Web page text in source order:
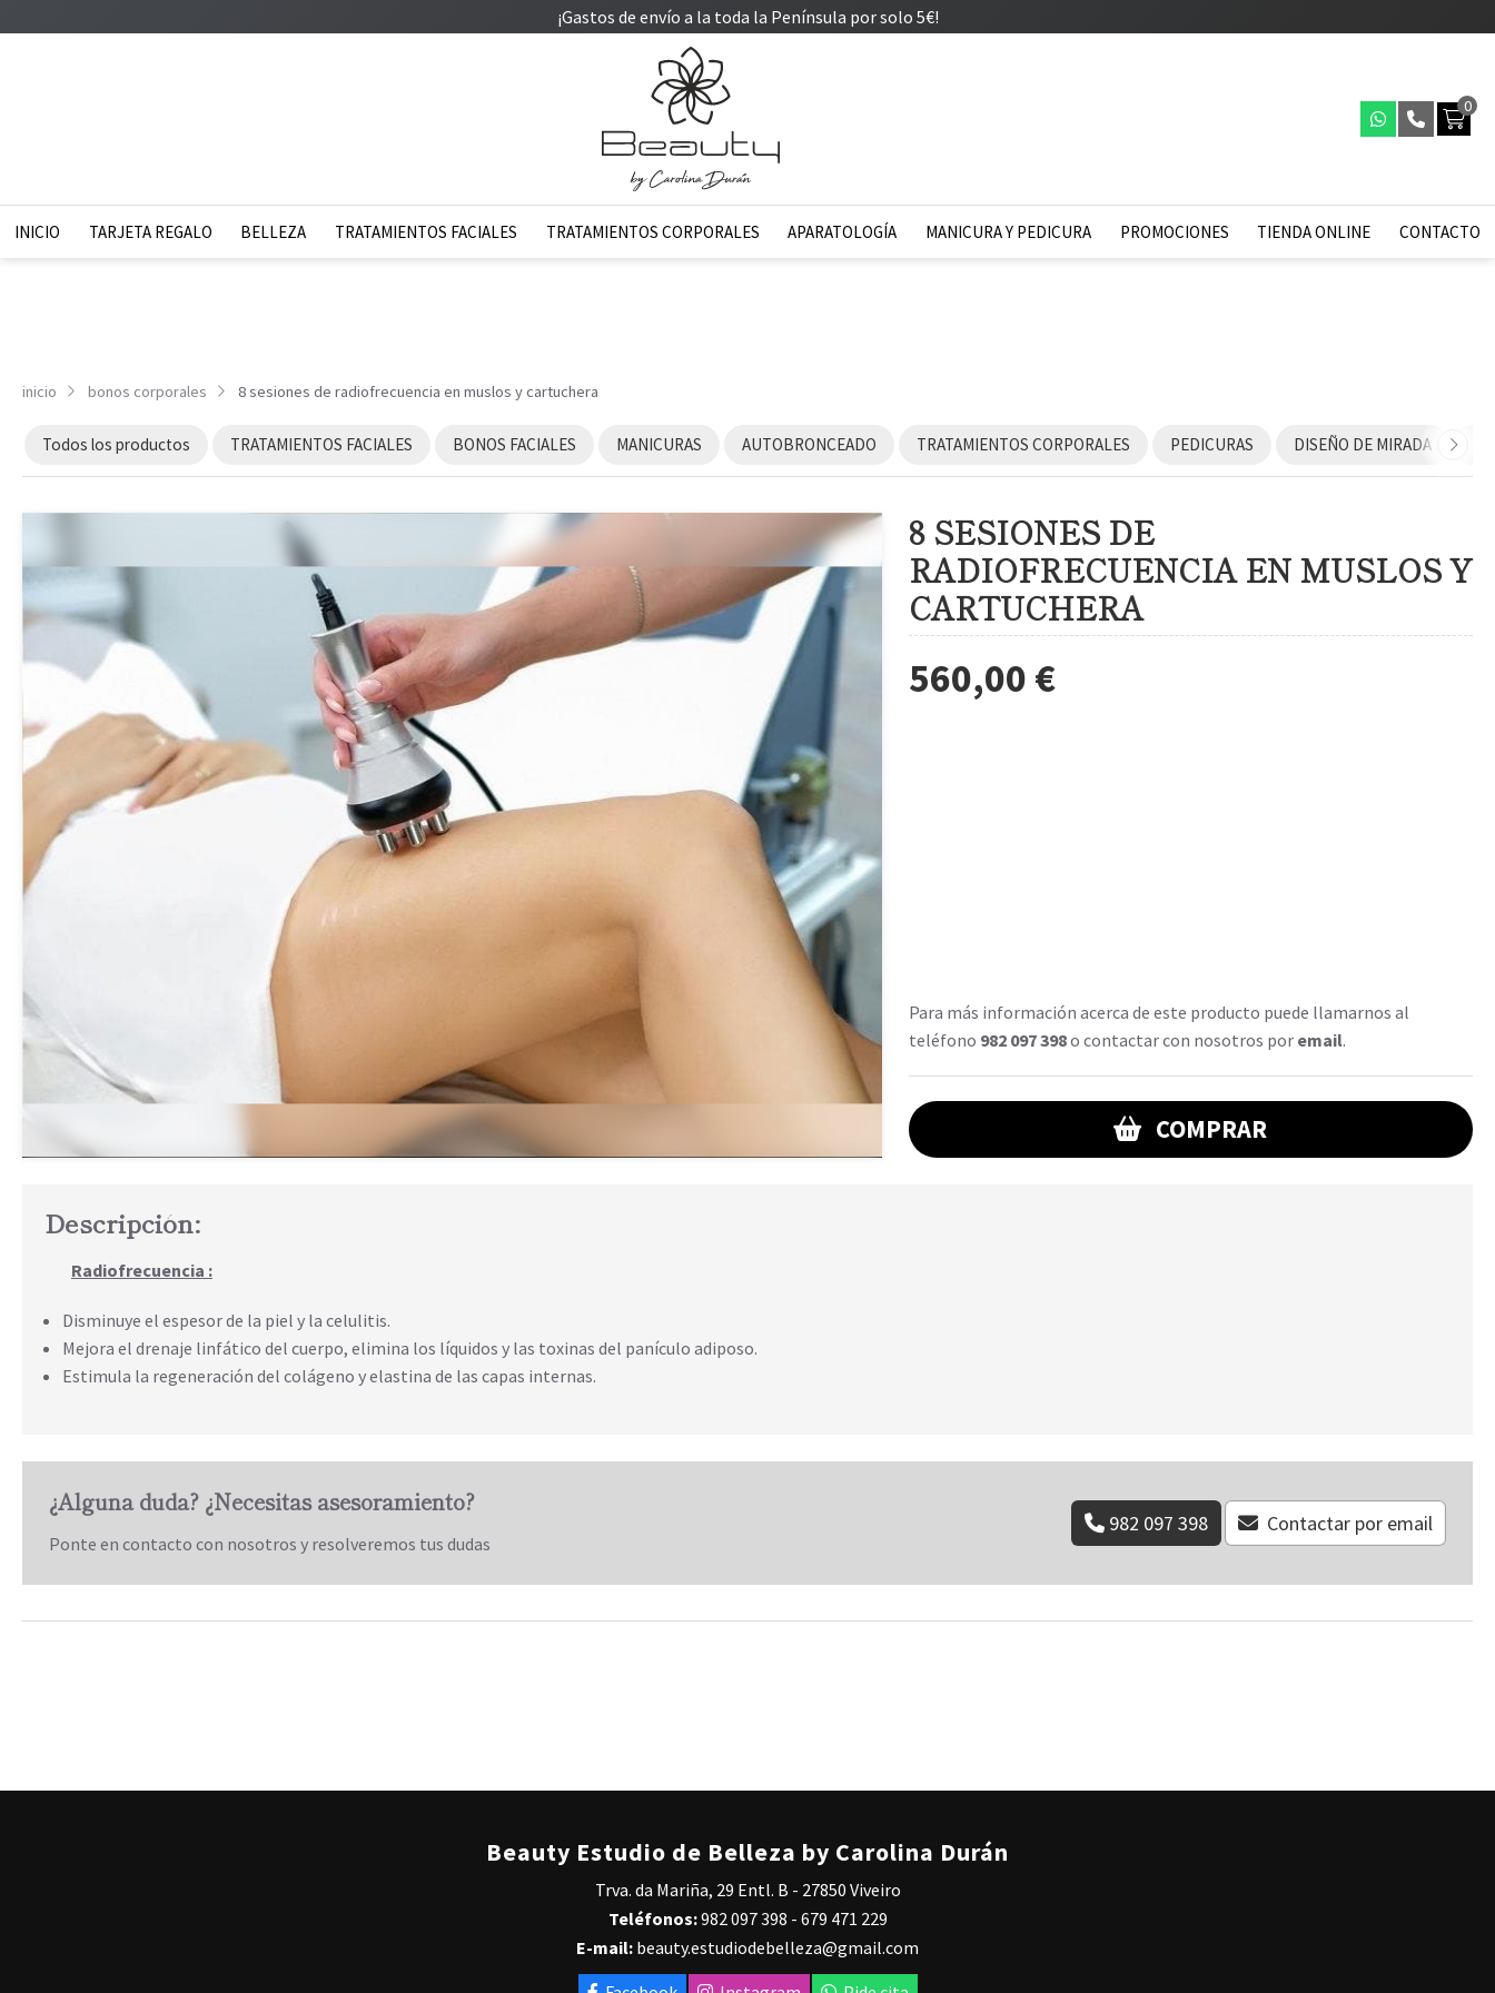
¡Gastos de envío a la toda la Península por solo 5€!
0
INICIO TARJETA REGALO BELLEZA TRATAMIENTOS FACIALES TRATAMIENTOS CORPORALES APARATOLOGÍA MANICURA Y PEDICURA PROMOCIONES TIENDA ONLINE CONTACTO
inicio bonos corporales 8 sesiones de radiofrecuencia en muslos y cartuchera
Todos los productos TRATAMIENTOS FACIALES BONOS FACIALES MANICURAS AUTOBRONCEADO TRATAMIENTOS CORPORALES PEDICURAS DISEÑO DE MIRADA
8 SESIONES DE
RADIOFRECUENCIA EN MUSLOS Y
CARTUCHERA
560,00 €
Para más información acerca de este producto puede llamarnos al
teléfono 982 097 398o contactar con nosotros por email.
COMPRAR
Descripción:
Radiofrecuencia :
Disminuye el espesor de la piel y la celulitis.
Mejora el drenaje linfático del cuerpo, elimina los líquidos y las toxinas del panículo adiposo.
Estimula la regeneración del colágeno y elastina de las capas internas.
¿Alguna duda? ¿Necesitas asesoramiento?
Ponte en contacto con nosotros y resolveremos tus dudas
982 097 398 Contactar por email
Beauty Estudio de Belleza by Carolina Durán
Trva. da Mariña, 29 Entl. B - 27850 Viveiro
Teléfonos:982 097 398 - 679 471 229
E-mail: beauty.estudiodebelleza@gmail.com